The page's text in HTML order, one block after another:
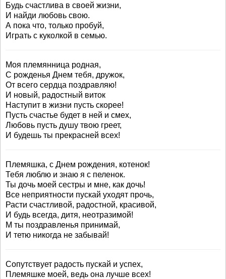
Будь счастлива в своей жизни,
И найди любовь свою.
А пока что, только пробуй,
Играть с куколкой в семью.
Моя племянница родная,
С рожденья Днем тебя, дружок,
От всего сердца поздравляю!
И новый, радостный виток
Наступит в жизни пусть скорее!
Пусть счастье будет в ней и смех,
Любовь пусть душу твою греет,
И будешь ты прекрасней всех!
Племяшка, с Днем рождения, котенок!
Тебя люблю и знаю я с пеленок.
Ты дочь моей сестры и мне, как дочь!
Все неприятности пускай уходят прочь,
Расти счастливой, радостной, красивой,
И будь всегда, дитя, неотразимой!
М ты поздравленья принимай,
И тетю никогда не забывай!
Сопутствует радость пускай и успех,
Племяшке моей, ведь она лучше всех!